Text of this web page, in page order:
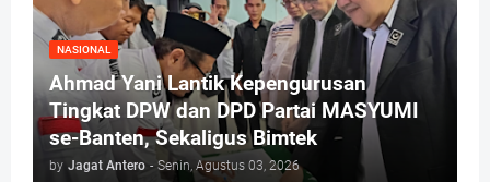
NASIONAL
Ahmad Yani Lantik Kepengurusan
Tingkat DPW dan DPD Partai MASYUMI
se-Banten, Sekaligus Bimtek
by Jagat Antero - Senin, Agustus 03, 2026